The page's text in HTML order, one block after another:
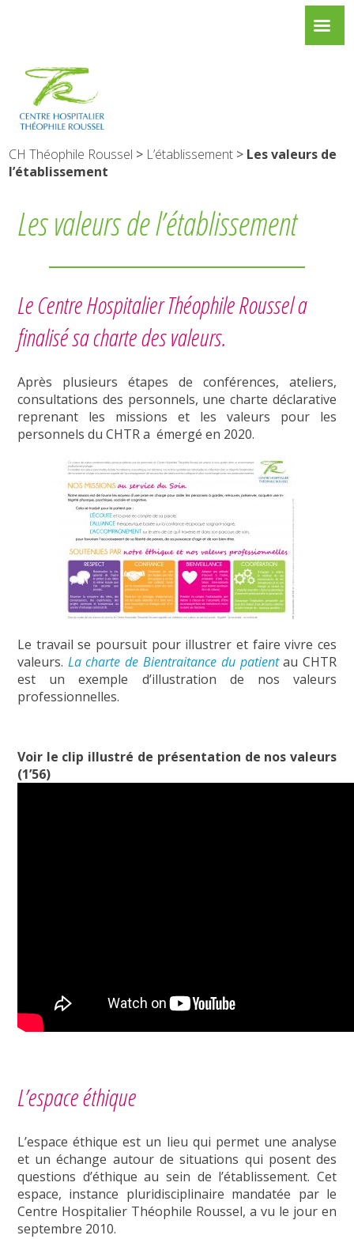
CH Théophile Roussel > L’établissement > Les valeurs de
l’établissement
Les valeurs de l’établissement
Le Centre Hospitalier Théophile Roussel a
finalisé sa charte des valeurs.
Après plusieurs étapes de conférences, ateliers,
consultations des personnels, une charte déclarative
reprenant les missions et les valeurs pour les
personnels du CHTR a émergé en 2020.
Le travail se poursuit pour illustrer et faire vivre ces
valeurs. La charte de Bientraitance du patientau CHTR
est un exemple d’illustration de nos valeurs
professionnelles.
Voir le clip illustré de présentation de nos valeurs
(1’56)
L’espace éthique
L’espace éthique est un lieu qui permet une analyse
et un échange autour de situations qui posent des
questions d’éthique au sein de l’établissement. Cet
espace, instance pluridisciplinaire mandatée par le
Centre Hospitalier Théophile Roussel, a vu le jour en
septembre 2010.